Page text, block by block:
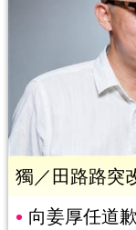
獨／田路路突
向姜厚任道